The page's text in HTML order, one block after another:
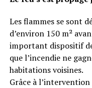
Les flammes se sont
d’environ 150 m²
important dispositif
que l’incendie ne
habitations voisines.
Grâce à